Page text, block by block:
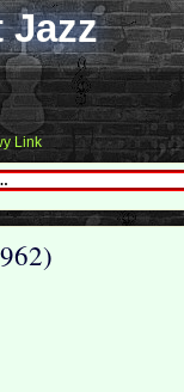
Jazz
Link